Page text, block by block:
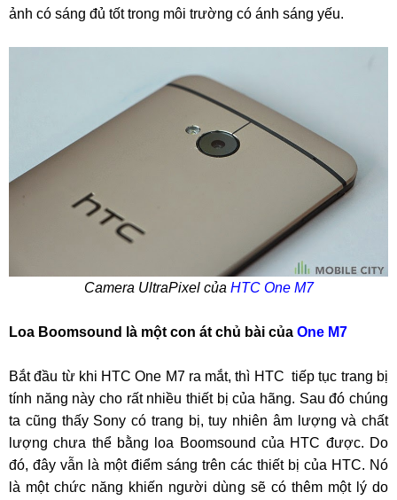
ảnh có sáng đủ tốt trong môi trường có ánh sáng yếu.
Camera UltraPixel của HTC One M7
Loa Boomsound là một con át chủ bài của One M7
Bắt đầu từ khi HTC One M7 ra mắt, thì HTC tiếp tục trang bị
tính năng này cho rất nhiều thiết bị của hãng. Sau đó chúng
ta cũng thấy Sony có trang bị, tuy nhiên âm lượng và chất
lượng chưa thể bằng loa Boomsound của HTC được. Do
đó, đây vẫn là một điểm sáng trên các thiết bị của HTC. Nó
là một chức năng khiến người dùng sẽ có thêm một lý do